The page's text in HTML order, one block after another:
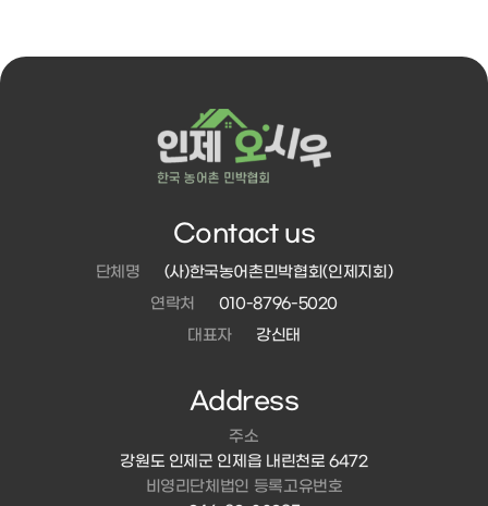
Contact us
단체명
(사)한국농어촌민박협회(인제지회)
연락처
010-8796-5020
대표자
강신태
Address
주소
강원도 인제군 인제읍 내린천로 6472
비영리단체법인 등록고유번호